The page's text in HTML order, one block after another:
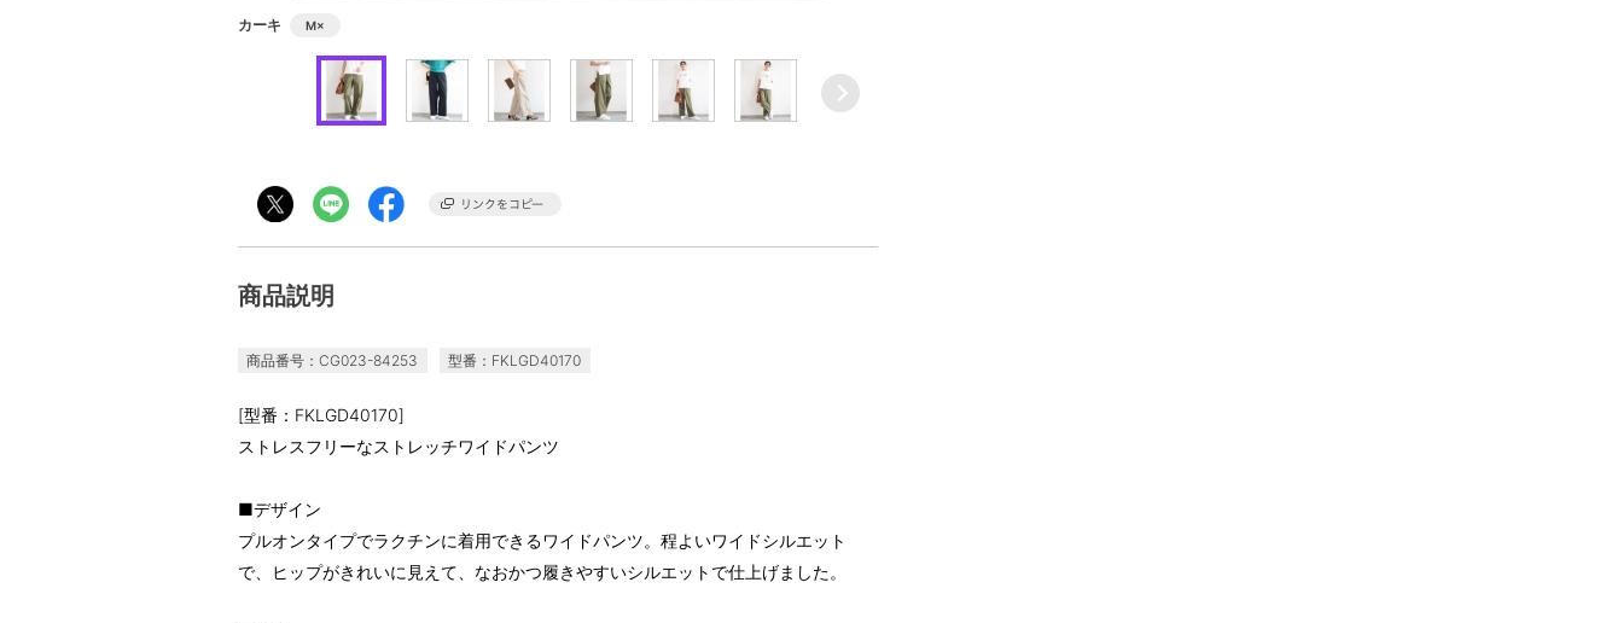
カーキ M×
商品説明
商品番号：CG023-84253 型番：FKLGD40170
[型番：FKLGD40170]
ストレスフリーなストレッチワイドパンツ
■デザイン
プルオンタイプでラクチンに着用できるワイドパンツ。程よいワイドシルエット
で、ヒップがきれいに見えて、なおかつ履きやすいシルエットで仕上げました。